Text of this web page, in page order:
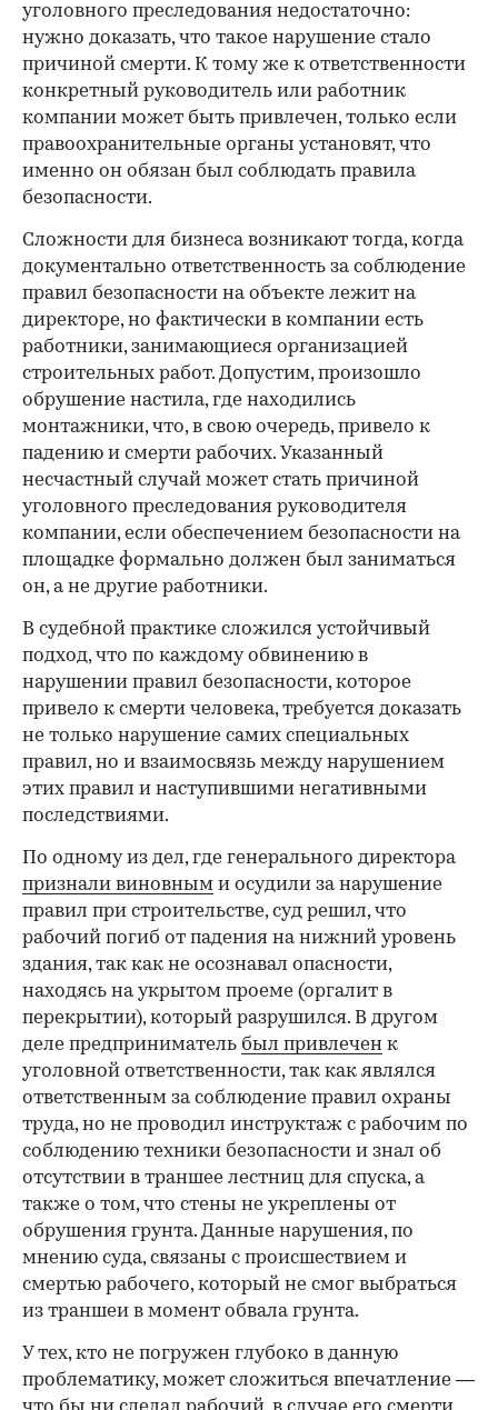
уголовного преследования недостаточно:
нужно доказать, что такое нарушение стало
причиной смерти. К тому же к ответственности
конкретный руководитель или работник
компании может быть привлечен, только если
правоохранительные органы установят, что
именно он обязан был соблюдать правила
безопасности.
Сложности для бизнеса возникают тогда, когда
документально ответственность за соблюдение
правил безопасности на объекте лежит на
директоре, но фактически в компании есть
работники, занимающиеся организацией
строительных работ. Допустим, произошло
обрушение настила, где находились
монтажники, что, в свою очередь, привело к
падению и смерти рабочих. Указанный
несчастный случай может стать причиной
уголовного преследования руководителя
компании, если обеспечением безопасности на
площадке формально должен был заниматься
он, а не другие работники.
В судебной практике сложился устойчивый
подход, что по каждому обвинению в
нарушении правил безопасности, которое
привело к смерти человека, требуется доказать
не только нарушение самих специальных
правил, но и взаимосвязь между нарушением
этих правил и наступившими негативными
последствиями.
По одному из дел, где генерального директора
признали виновным и осудили за нарушение
правил при строительстве, суд решил, что
рабочий погиб от падения на нижний уровень
здания, так как не осознавал опасности,
находясь на укрытом проеме (оргалит в
перекрытии), который разрушился. В другом
деле предприниматель был привлечен к
уголовной ответственности, так как являлся
ответственным за соблюдение правил охраны
труда, но не проводил инструктаж с рабочим по
соблюдению техники безопасности и знал об
отсутствии в траншее лестниц для спуска, а
также о том, что стены не укреплены от
обрушения грунта. Данные нарушения, по
мнению суда, связаны с происшествием и
смертью рабочего, который не смог выбраться
из траншеи в момент обвала грунта.
У тех, кто не погружен глубоко в данную
проблематику, может сложиться впечатление —